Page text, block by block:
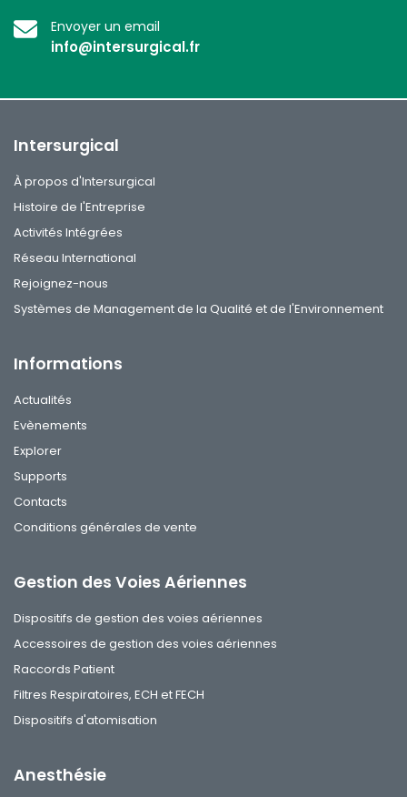
Envoyer un email
info@intersurgical.fr
Intersurgical
À propos d'Intersurgical
Histoire de l'Entreprise
Activités Intégrées
Réseau International
Rejoignez-nous
Systèmes de Management de la Qualité et de l'Environnement
Informations
Actualités
Evènements
Explorer
Supports
Contacts
Conditions générales de vente
Gestion des Voies Aériennes
Dispositifs de gestion des voies aériennes
Accessoires de gestion des voies aériennes
Raccords Patient
Filtres Respiratoires, ECH et FECH
Dispositifs d'atomisation
Anesthésie